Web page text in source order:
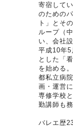
寄宿して
のための
ト」とそ
ループ（
い、会社
平成10年5
とした「
を始める
都私立病
画・運営
専修学校
勤講師も
バレエ歴